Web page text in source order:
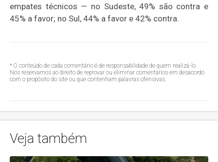
empates técnicos — no Sudeste, 49% são contra e
45% a favor; no Sul, 44% a favor e 42% contra.
* O conteúdo de cada comentário é de responsabilidade de quem realizá-lo.
Nos reservamos ao direito de reprovar ou eliminar comentários em desacordo
com o propósito do site ou que contenham palavras ofensivas.
Veja também